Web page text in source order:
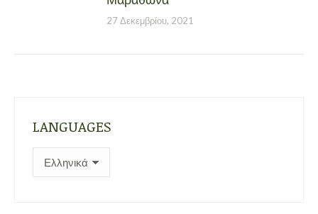
27 Δεκεμβρίου, 2021
LANGUAGES